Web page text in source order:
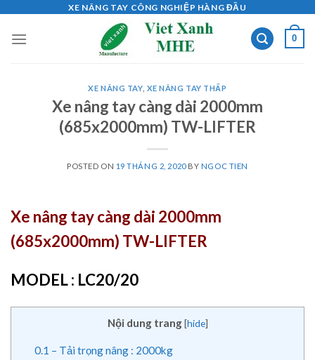
content
XE NÂNG TAY CÔNG NGHIỆP HÀNG ĐẦU
0
XE NÂNG TAY, XE NÂNG TAY THẤP
Xe nâng tay càng dài 2000mm
(685x2000mm) TW-LIFTER
POSTED ON 19 THÁNG 2, 2020BY NGOC TIEN
Xe nâng tay càng dài 2000mm
(685x2000mm) TW-LIFTER
MODEL : LC20/20
Nội dung trang [hide]
0.1 – Tải trọng nâng : 2000kg